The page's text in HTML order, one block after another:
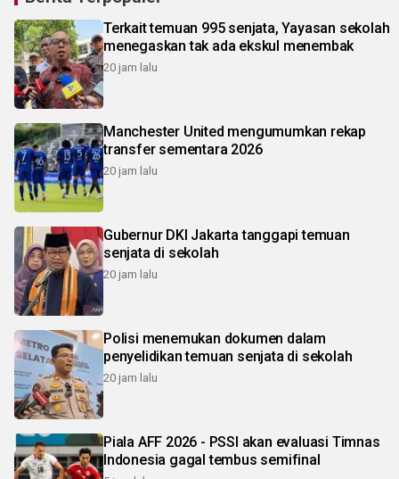
Terkait temuan 995 senjata, Yayasan sekolah
menegaskan tak ada ekskul menembak
20 jam lalu
Manchester United mengumumkan rekap
transfer sementara 2026
20 jam lalu
Gubernur DKI Jakarta tanggapi temuan
senjata di sekolah
20 jam lalu
Polisi menemukan dokumen dalam
penyelidikan temuan senjata di sekolah
20 jam lalu
Piala AFF 2026 - PSSI akan evaluasi Timnas
Indonesia gagal tembus semifinal